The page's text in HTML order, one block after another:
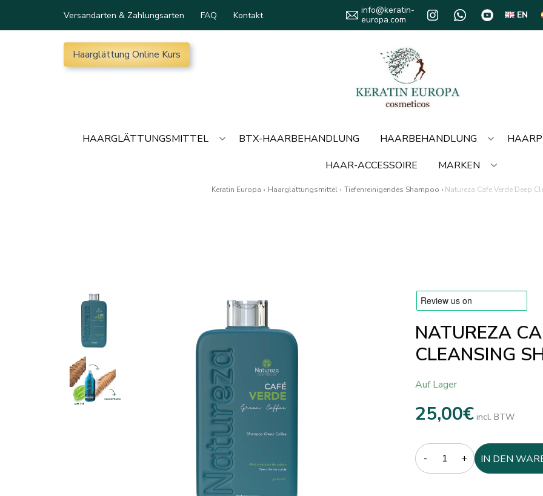
Versandarten & Zahlungsarten FAQ Kontakt
info@keratin-
europa.com
EN
Haarglättung Online Kurs
HAARGLÄTTUNGSMITTEL BTX-HAARBEHANDLUNG HAARBEHANDLUNG
HAAR-ACCESSOIRE
MARKEN
Keratin Europa › Haarglättungsmittel › Tiefenreinigendes Shampoo › Natureza Cafe Verde Deep
NATUREZA
CLEANSING
Auf Lager
25,00€ incl. BTW
Quantity
IN DEN